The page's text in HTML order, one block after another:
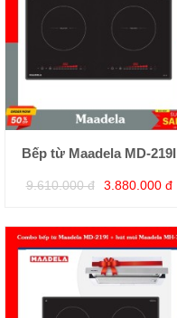
Bếp từ Maadela MD-219I
9.610.000 đ 3.880.000 đ